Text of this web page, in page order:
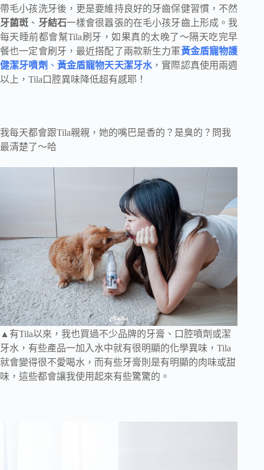
帶毛小孩洗牙後，更是要維持良好的牙齒保健習慣，不然
牙菌斑 、 牙結石一樣會很囂張的在毛小孩牙齒上形成。我
每天睡前都會幫Tila刷牙，如果真的太晚了～隔天吃完早
餐也一定會刷牙，最近搭配了兩款新生力軍黃金盾寵物護
健潔牙噴劑 、 黃金盾寵物天天潔牙水，實際認真使用兩週
以上，Tila口腔異味降低超有感耶！
我每天都會跟Tila親親，她的嘴巴是香的？是臭的？問我
最清楚了～哈
▲有Tila以來，我也買過不少品牌的牙膏、口腔噴劑或潔
牙水，有些產品一加入水中就有很明顯的化學異味，Tila
就會變得很不愛喝水，而有些牙膏則是有明顯的肉味或甜
味，這些都會讓我使用起來有些驚驚的。